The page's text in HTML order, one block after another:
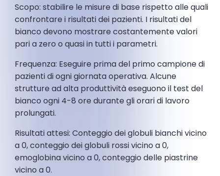
Scopo: stabilire le misure di base rispetto alle quali
confrontare i risultati dei pazienti. I risultati del
bianco devono mostrare costantemente valori
pari a zero o quasi in tutti i parametri.
Frequenza: Eseguire prima del primo campione di
pazienti di ogni giornata operativa. Alcune
strutture ad alta produttività eseguono il test del
bianco ogni 4-8 ore durante gli orari di lavoro
prolungati.
Risultati attesi: Conteggio dei globuli bianchi vicino
a 0, conteggio dei globuli rossi vicino a 0,
emoglobina vicino a 0, conteggio delle piastrine
vicino a 0.